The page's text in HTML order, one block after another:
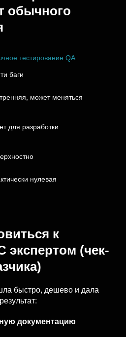
обычного
тестирование QA
баги
может меняться
для разработки
нулевая
к
экспертом (чек-
быстро, дешево и дала
документацию